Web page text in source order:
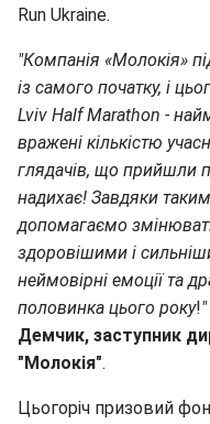
Run Ukraine.
"Компанія «Молокія»
із самого початку, і
Lviv Half Marathon -
вражені кількістю
глядачів, що прийшли
надихає! Завдяки
допомагаємо
здоровішими і
неймовірні емоції та
половинка цього року!"
Демчик, заступник
"Молокія".
Цьогоріч призовий